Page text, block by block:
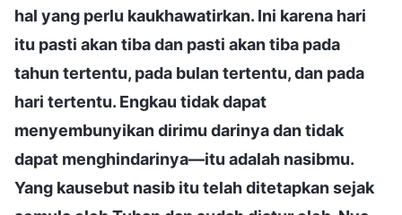
hal yang perlu kaukhawatirkan. Ini karena hari
itu pasti akan tiba dan pasti akan tiba pada
tahun tertentu, pada bulan tertentu, dan pada
hari tertentu. Engkau tidak dapat
menyembunyikan dirimu darinya dan tidak
dapat menghindarinya—itu adalah nasibmu.
Yang kausebut nasib itu telah ditetapkan sejak